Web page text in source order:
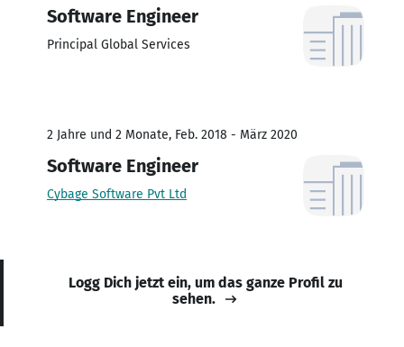
Software Engineer
Principal Global Services
2 Jahre und 2 Monate, Feb. 2018 - März 2020
Software Engineer
Cybage Software Pvt Ltd
Logg Dich jetzt ein, um das ganze Profil zu
sehen.